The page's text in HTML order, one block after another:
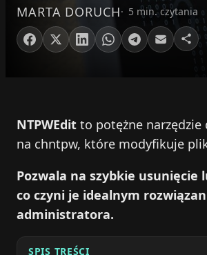
MARTA DORUCH 5 min. czytania
NTPWEdit to potężne
na chntpw, które modyfikuje
Pozwala na szybkie
co czyni je idealnym
administratora.
SPIS TREŚCI